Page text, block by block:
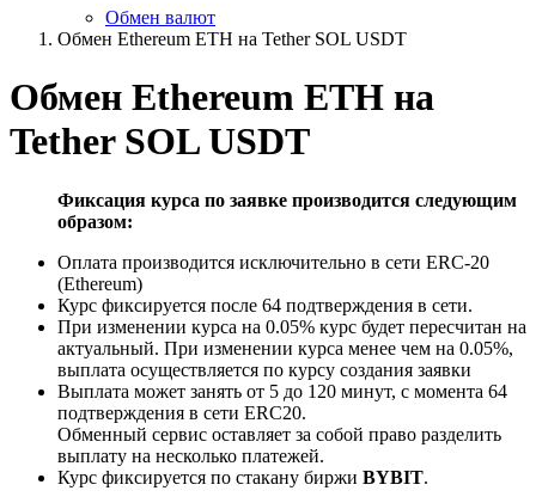
Обмен валют
Обмен Ethereum ETH на Tether SOL USDT
Обмен Ethereum ETH на
Tether SOL USDT
Фиксация курса по заявке производится следующим
образом:
Оплата производится исключительно в сети ERC-20
(Ethereum)
Курс фиксируется после 64 подтверждения в сети.
При изменении курса на 0.05% курс будет пересчитан на
актуальный. При изменении курса менее чем на 0.05%,
выплата осуществляется по курсу создания заявки
Выплата может занять от 5 до 120 минут, с момента 64
подтверждения в сети ERC20.
Обменный сервис оставляет за собой право разделить
выплату на несколько платежей.
Курс фиксируется по стакану биржи BYBIT.